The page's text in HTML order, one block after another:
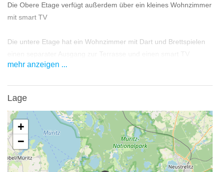
Die Obere Etage verfügt außerdem über ein kleines Wohnzimmer
mit smart TV
Die untere Etage hat ein Wohnzimmer mit Dart und Brettspielen
Abgesehen vom Billardtisch und der Dartscheibe und den
Federball, Wikinger Schach, eine Schaukel, Buddelkasten sowie
einen Feuerplatz, zwei Grills und ausreichend Platz für eigene
Ideen.
Die Umgebung bietet alles, was ein Mensch in der Natur braucht:
mehr anzeigen ...
Lage
+
−